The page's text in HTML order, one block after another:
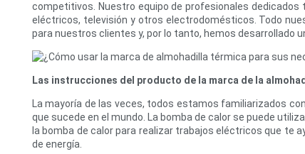
competitivos. Nuestro equipo de profesionales
eléctricos, televisión y otros electrodomésticos. Todo
para nuestros clientes y, por lo tanto, hemos desarrollado
Las instrucciones del producto de la marca de la
La mayoría de las veces, todos estamos familiarizados
que sucede en el mundo. La bomba de calor se puede
la bomba de calor para realizar trabajos eléctricos que te
de energía.